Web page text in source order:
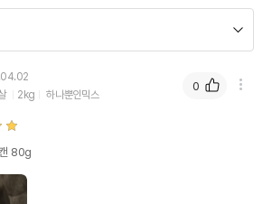
2kg 하나뿐인믹스
80g
0